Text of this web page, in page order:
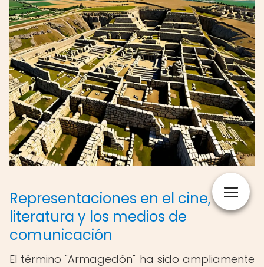
Representaciones en el cine, la
literatura y los medios de
comunicación
El término "Armagedón" ha sido ampliamente